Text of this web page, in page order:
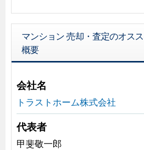
マンション 売却・査定のオス
概要
会社名
トラストホーム株式会社
代表者
甲斐敬一郎